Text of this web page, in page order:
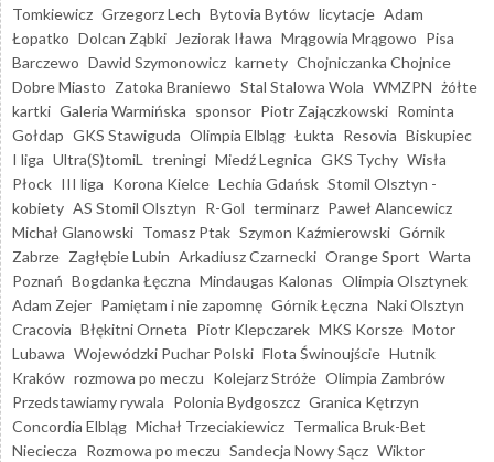
Tomkiewicz Grzegorz Lech Bytovia Bytów licytacje Adam
Łopatko Dolcan Ząbki Jeziorak Iława Mrągowia Mrągowo Pisa
Barczewo Dawid Szymonowicz karnety Chojniczanka Chojnice
Dobre Miasto Zatoka Braniewo Stal Stalowa Wola WMZPN żółte
kartki Galeria Warmińska sponsor Piotr Zajączkowski Rominta
Gołdap GKS Stawiguda Olimpia Elbląg Łukta Resovia Biskupiec
I liga Ultra(S)tomiL treningi Miedź Legnica GKS Tychy Wisła
Płock III liga Korona Kielce Lechia Gdańsk Stomil Olsztyn -
kobiety AS Stomil Olsztyn R-Gol terminarz Paweł Alancewicz
Michał Glanowski Tomasz Ptak Szymon Kaźmierowski Górnik
Zabrze Zagłębie Lubin Arkadiusz Czarnecki Orange Sport Warta
Poznań Bogdanka Łęczna Mindaugas Kalonas Olimpia Olsztynek
Adam Zejer Pamiętam i nie zapomnę Górnik Łęczna Naki Olsztyn
Cracovia Błękitni Orneta Piotr Klepczarek MKS Korsze Motor
Lubawa Wojewódzki Puchar Polski Flota Świnoujście Hutnik
Kraków rozmowa po meczu Kolejarz Stróże Olimpia Zambrów
Przedstawiamy rywala Polonia Bydgoszcz Granica Kętrzyn
Concordia Elbląg Michał Trzeciakiewicz Termalica Bruk-Bet
Nieciecza Rozmowa po meczu Sandecja Nowy Sącz Wiktor